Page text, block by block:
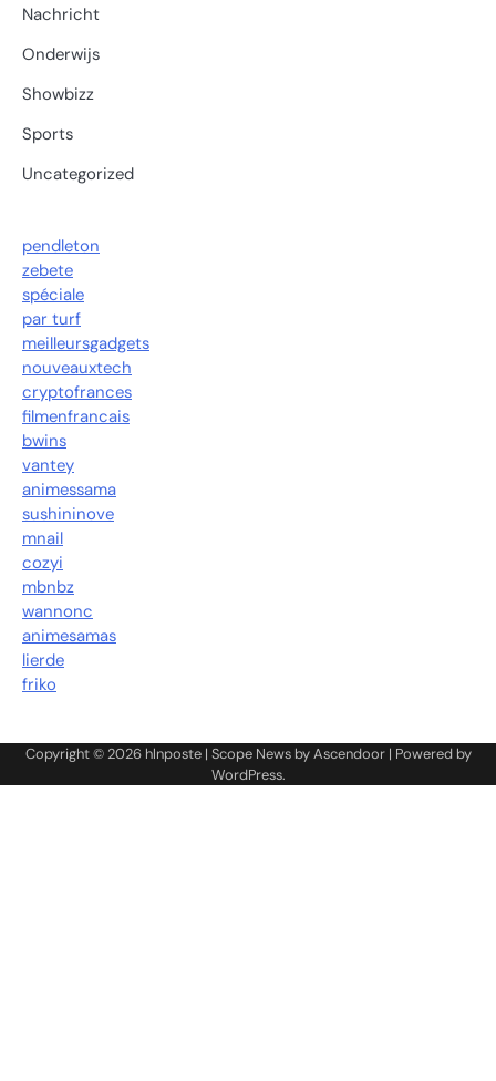
Nachricht
Onderwijs
Showbizz
Sports
Uncategorized
pendleton
zebete
spéciale
par turf
meilleursgadgets
nouveauxtech
cryptofrances
filmenfrancais
bwins
vantey
animessama
sushininove
mnail
cozyi
mbnbz
wannonc
animesamas
lierde
friko
Copyright © 2026 hlnposte| Scope News byAscendoor| Powered by
WordPress.